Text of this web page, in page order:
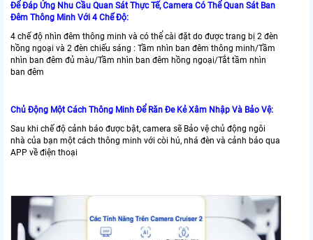
Để Đáp Ứng Nhu Cầu Quan Sát Thực Tế, Camera Có Thể Quan Sát Ban
Đêm Thông Minh Với 4 Chế Độ:
4 chế độ nhìn đêm thông minh và có thể cài đặt do được trang bị 2 đèn
hồng ngoại và 2 đèn chiếu sáng : Tầm nhìn ban đêm thông minh/Tầm
nhìn ban đêm đủ màu/Tầm nhìn ban đêm hồng ngoại/Tắt tầm nhìn
ban đêm
Chủ Động Một Cách Thông Minh Để Răn Đe Kẻ Xâm Nhập Và Bảo Vệ:
Sau khi chế độ cảnh báo được bật, camera sẽ Bảo vệ chủ động ngôi
nhà của bạn một cách thông minh với còi hú, nhá đèn và cảnh báo qua
APP về điện thoại